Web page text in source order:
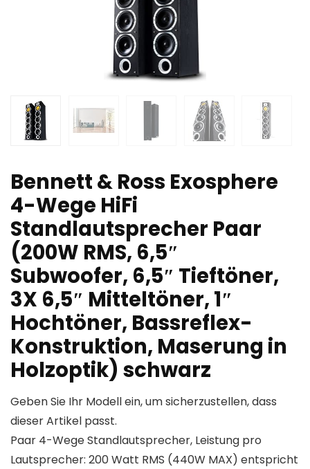
Bennett & Ross Exosphere
4-Wege HiFi
Standlautsprecher Paar
(200W RMS, 6,5″
Subwoofer, 6,5″ Tieftöner,
3X 6,5″ Mitteltöner, 1″
Hochtöner, Bassreflex-
Konstruktion, Maserung in
Holzoptik) schwarz
Geben Sie Ihr Modell ein, um sicherzustellen, dass
dieser Artikel passt.
Paar 4-Wege Standlautsprecher, Leistung pro
Lautsprecher: 200 Watt RMS (440W MAX) entspricht